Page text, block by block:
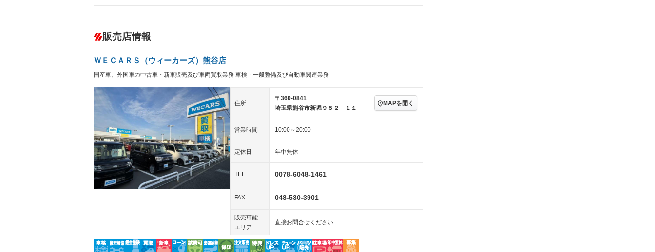
－ ダウンヒルアシストコントロール
Bluetooth接続 100V電源
装備略号／用語解説
－ オーディオ
－
ー
－ 革シート
LEDヘッドランプ － HID(キセノンライト) － ポータブルナビ
－ エアロ スマートキー ローダウン
ランフラットタイヤ － パワーシート 3列シート ベンチシート
－ フルフラットシート － チップアップシート オットマン
－ シートヒーター － ウォークスルー 後席モニター
フロントカメラ － シートエアコン
ルーフレール －
販売店情報
ＷＥＣＡＲＳ（ウィーカーズ）熊谷店
国産車、外国車の中古車・新車販売及び車両買取業務 車検・一般整備及び自動車関連業務
住所
〒360-0841
埼玉県熊谷市新堀９５２－１１
MAPを開く
営業時間 10:00～20:00
定休日 年中無休
TEL 0078-6048-1461
FAX 048-530-3901
販売可能
エリア
直接お問合せください